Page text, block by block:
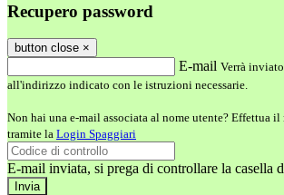
Recupero password
button close ×
E-mail Verrà
all'indirizzo indicato con le istruzioni necessarie.
Non hai una e-mail associata al nome utente? Effettua il
tramite la Login Spaggiari
E-mail inviata, si prega di controllare la casella